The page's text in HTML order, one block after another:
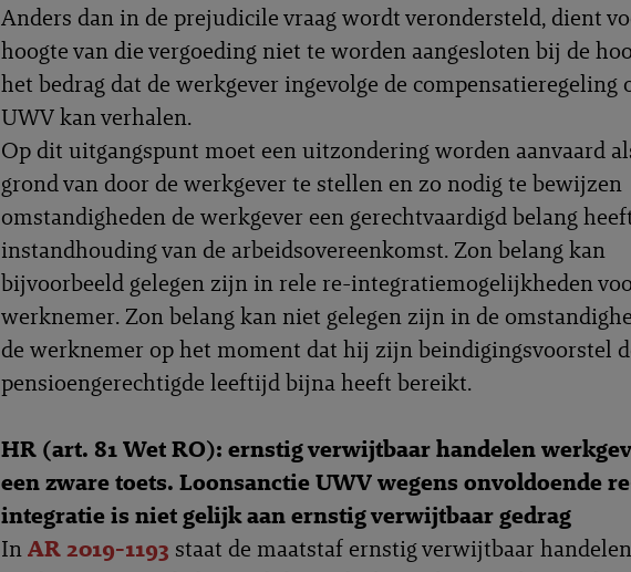
Anders dan in de prejudicile vraag wordt verondersteld, dient
hoogte van die vergoeding niet te worden aangesloten bij de
het bedrag dat de werkgever ingevolge de compensatieregeling
UWV kan verhalen.
Op dit uitgangspunt moet een uitzondering worden aanvaard
grond van door de werkgever te stellen en zo nodig te bewijzen
omstandigheden de werkgever een gerechtvaardigd belang
instandhouding van de arbeidsovereenkomst. Zon belang kan
bijvoorbeeld gelegen zijn in rele re-integratiemogelijkheden
werknemer. Zon belang kan niet gelegen zijn in de
de werknemer op het moment dat hij zijn beindigingsvoorstel
pensioengerechtigde leeftijd bijna heeft bereikt.
HR (art. 81 Wet RO): ernstig verwijtbaar handelen
een zware toets. Loonsanctie UWV wegens onvoldoende
integratie is niet gelijk aan ernstig verwijtbaar gedrag
InAR 2019-1193 staat de maatstaf ernstig verwijtbaar